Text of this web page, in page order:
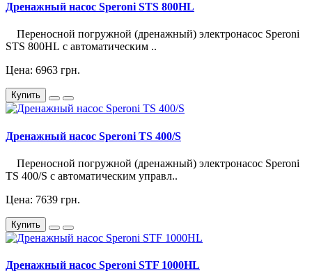
Дренажный насос Speroni STS 800HL
Переносной погружной (дренажный) электронасос Speroni
STS 800HL с автоматическим ..
Цена: 6963 грн.
Купить
Дренажный насос Speroni TS 400/S
Переносной погружной (дренажный) электронасос Speroni
TS 400/S с автоматическим управл..
Цена: 7639 грн.
Купить
Дренажный насос Speroni STF 1000HL